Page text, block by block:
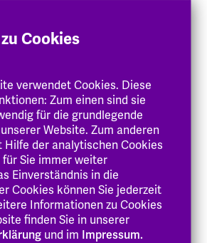
Direktorin
Zukunftsfragen der
Sozialwirtschaft
@eh-hessen .de
Cookies
verwendet Cookies. Diese
Zum einen sind sie
für die grundlegende
Website. Zum anderen
Hilfe der analytischen Cookies
Sie immer weiter
Einverständnis in die
Cookies können Sie jederzeit
Informationen zu Cookies
finden Sie in unserer
und im Impressum.